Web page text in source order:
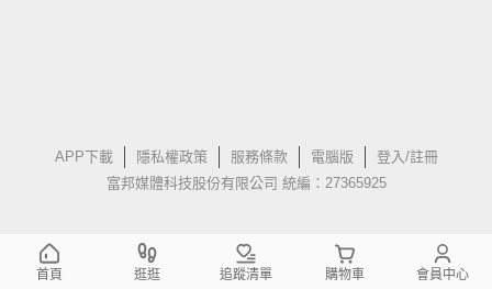
APP下載 隱私權政策 服務條款 電腦版
登入/註冊
富邦媒體科技股份有限公司 統編：27365925
首頁 逛逛 追蹤清單 購物車 會員中心